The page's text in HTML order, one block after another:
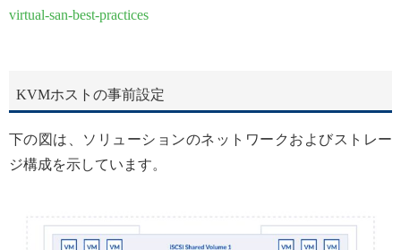
virtual-san-best-practices
KVMホストの事前設定
下の図は、ソリューションのネットワークおよびストレー
ジ構成を示しています。